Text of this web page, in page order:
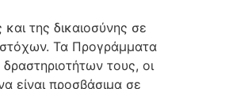
της δικαιοσύνης σε
στόχων. Τα Προγράμματα
τους, οι
είναι προσβάσιμα σε